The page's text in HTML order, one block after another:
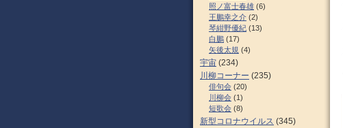
照ノ富士春雄 (6)
王鵬幸之介 (2)
琴紺野優紀 (13)
白鵬 (17)
矢後太規 (4)
宇宙 (234)
川柳コーナー (235)
俳句会 (20)
川柳会 (1)
短歌会 (8)
新型コロナウイルス (345)